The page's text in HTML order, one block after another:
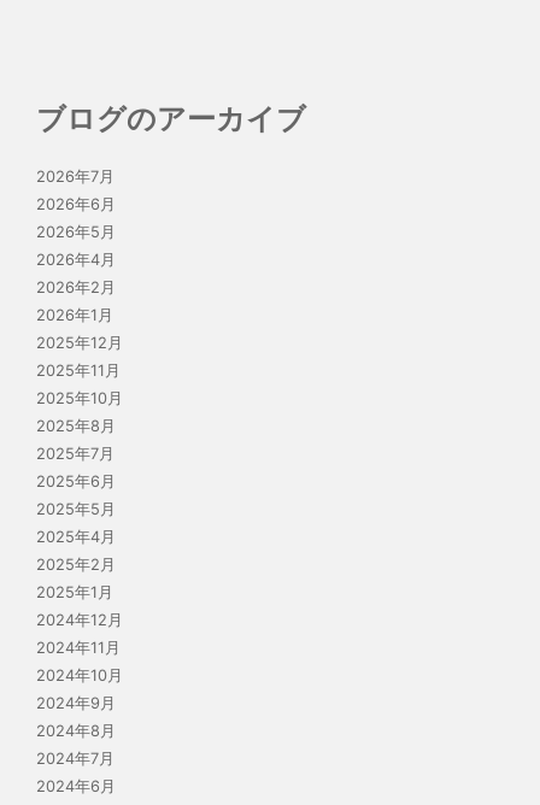
ブログのアーカイブ
2026年7月
2026年6月
2026年5月
2026年4月
2026年2月
2026年1月
2025年12月
2025年11月
2025年10月
2025年8月
2025年7月
2025年6月
2025年5月
2025年4月
2025年2月
2025年1月
2024年12月
2024年11月
2024年10月
2024年9月
2024年8月
2024年7月
2024年6月